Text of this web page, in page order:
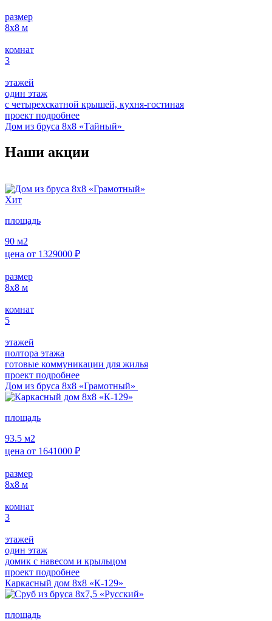
размер
8х8 м
комнат
3
этажей
один этаж
с четырехскатной крышей, кухня-гостиная
проект подробнее
Дом из бруса 8х8 «Тайный»
Наши акции
Хит
площадь
90 м2
цена от 1329000 ₽
размер
8х8 м
комнат
5
этажей
полтора этажа
готовые коммуникации для жилья
проект подробнее
Дом из бруса 8х8 «Грамотный»
площадь
93.5 м2
цена от 1641000 ₽
размер
8х8 м
комнат
3
этажей
один этаж
домик с навесом и крыльцом
проект подробнее
Каркасный дом 8х8 «К-129»
площадь